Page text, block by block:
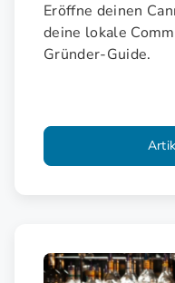
Eröffne deinen
deine lokale
Gründer-Guide.